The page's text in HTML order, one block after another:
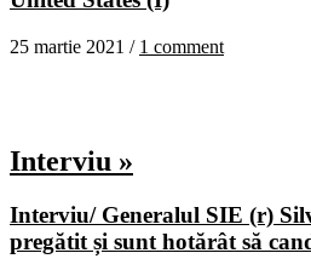
25 martie 2021 / 1 comment
Interviu »
Interviu/ Generalul SIE (r)
pregătit și sunt hotărât să